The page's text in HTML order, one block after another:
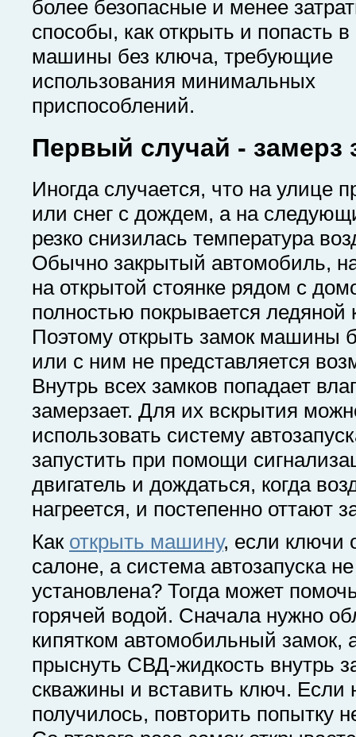
более безопасные и менее
способы, как открыть и попасть
машины без ключа, требующие
использования минимальных
приспособлений.
Первый случай - замерз
Иногда случается, что на улице
или снег с дождем, а на
резко снизилась температура
Обычно закрытый автомобиль,
на открытой стоянке рядом с
полностью покрывается ледяной
Поэтому открыть замок машины
или с ним не представляется
Внутрь всех замков попадает
замерзает. Для их вскрытия
использовать систему
запустить при помощи
двигатель и дождаться, когда
нагреется, и постепенно оттают
Как открыть машину, если ключи
салоне, а система автозапуска не
установлена? Тогда может
горячей водой. Сначала нужно
кипятком автомобильный замок,
прыснуть СВД-жидкость внутрь
скважины и вставить ключ. Если
получилось, повторить попытку